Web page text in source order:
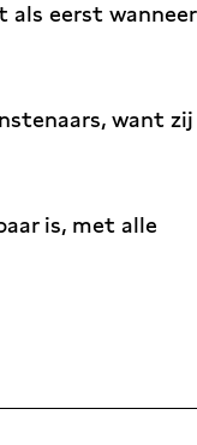
als eerst wanneer
want zij
is, met alle